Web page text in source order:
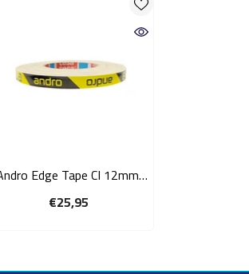
Edge Tape CI 12mm-
50m black/yellow
€25,95